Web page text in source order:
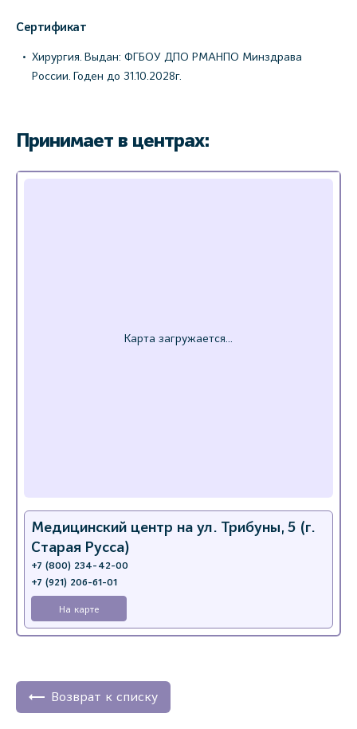
Сертификат
Хирургия. Выдан: ФГБОУ ДПО РМАНПО Минздрава
России. Годен до 31.10.2028г.
Принимает в центрах:
Медицинский центр на ул. Трибуны, 5 (г.
Старая Русса)
+7 (800) 234-42-00
+7 (921) 206-61-01
На карте
Возврат к списку